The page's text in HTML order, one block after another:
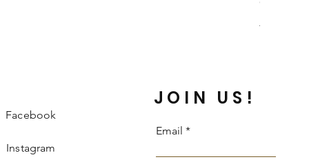
Facebook
Instagram
JOIN US!
Email